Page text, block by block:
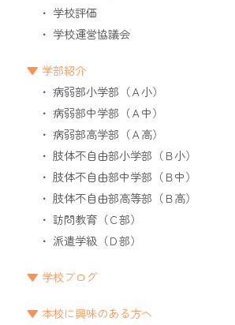
学校評価
学校運営協議会
学部紹介
病弱部小学部（Ａ小）
病弱部中学部（Ａ中）
病弱部高学部（Ａ高）
肢体不自由部小学部（Ｂ小）
肢体不自由部中学部（Ｂ中）
肢体不自由部高等部（Ｂ高）
訪問教育（Ｃ部）
派遣学級（Ｄ部）
学校ブログ
本校に興味のある方へ